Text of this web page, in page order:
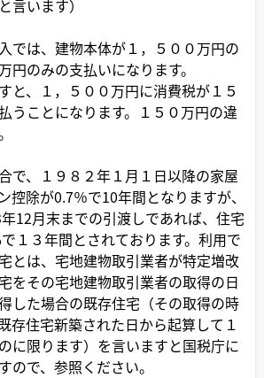
います）
では、建物本体が１，５００万円の
円のみの支払いになります。
、１，５００万円に消費税が１５
うことになります。１５０万円の違
、１９８２年１月１日以降の家屋
控除が0.7％で10年間となりますが、
12月末までの引渡しであれば、住宅
１３年間とされております。利用で
とは、宅地建物取引業者が特定増改
をその宅地建物取引業者の取得の日
した場合の既存住宅（その取得の時
存住宅新築された日から起算して１
に限ります）を言いますと国税庁に
ので、参照ください。